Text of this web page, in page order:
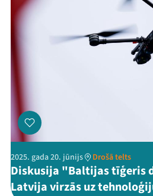
2025. gada 20. jūnijs Drošā telts
Diskusija "Baltijas tīģeris
Latvija virzās uz